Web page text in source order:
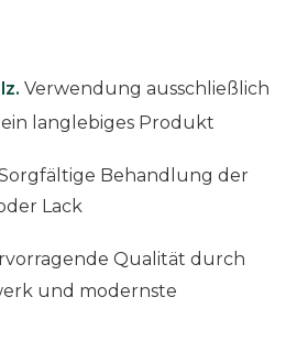
Verwendung ausschließlich
langlebiges Produkt
Behandlung der
Lack
Qualität durch
und modernste